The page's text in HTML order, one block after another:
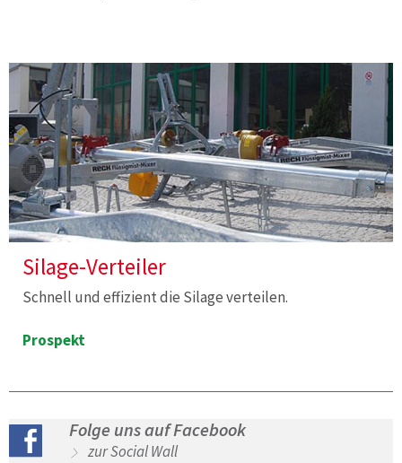
Silage-Verteiler
Schnell und effizient die Silage verteilen.
Prospekt
Folge uns auf Facebook
zur Social Wall